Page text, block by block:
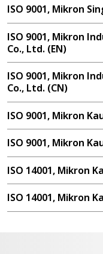
ISO 9001, Mikron
ISO 9001, Mikron
Co., Ltd. (EN)
ISO 9001, Mikron
Co., Ltd. (CN)
ISO 9001, Mikron
ISO 9001, Mikron
ISO 14001, Mikron
ISO 14001, Mikron